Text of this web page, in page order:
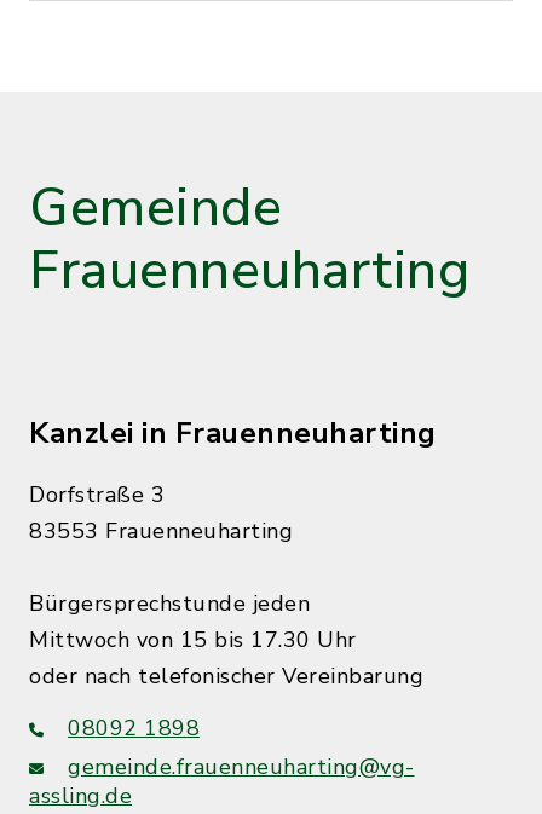
Gemeinde
Frauenneuharting
Kanzlei in Frauenneuharting
Dorfstraße 3
83553 Frauenneuharting
Bürgersprechstunde jeden
Mittwoch von 15 bis 17.30 Uhr
oder nach telefonischer Vereinbarung
08092 1898
gemeinde.frauenneuharting@vg-
assling.de